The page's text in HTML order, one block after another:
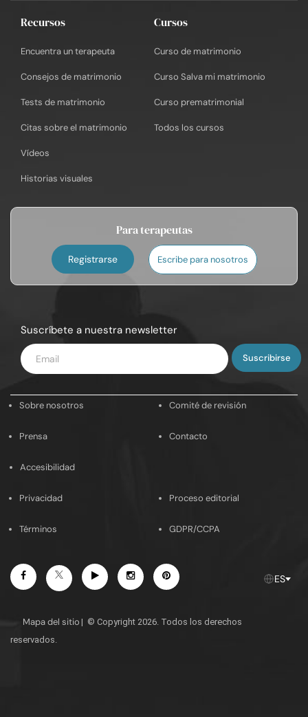
Recursos
Encuentra un terapeuta
Consejos de matrimonio
Tests de matrimonio
Citas sobre el matrimonio
Vídeos
Historias visuales
Cursos
Curso de matrimonio
Curso Salva mi matrimonio
Curso prematrimonial
Todos los cursos
Para terapeutas
Registrarse Escribe para nosotros
Suscríbete a nuestra newsletter
Introduce
tu
Sobre nosotros Comité de revisión
Prensa Contacto
Accesibilidad
Privacidad Proceso editorial
Términos GDPR/CCPA
FacebookTwitterYoutubeInstagramPinterest ES
Mapa del sitio | © Copyright 2026. Todos los derechos
reservados.